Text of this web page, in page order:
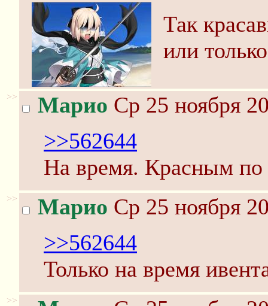
Так
или
>> Марио Ср 25 ноября
>>562644
На время. Красным по
>> Марио Ср 25 ноября
>>562644
Только на время
>>